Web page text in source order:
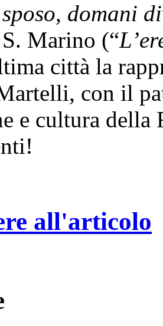
domani
Marino (“
città la
con il
e cultura
all'articolo